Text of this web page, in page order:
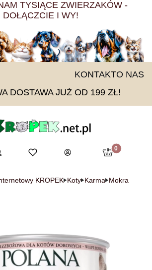
TYSIĄCE ZWIERZAKÓW -
DOŁĄCZCIE I WY!
KONTAKTO NAS
DOSTAWA JUŻ OD 199 ZŁ!
wyszukiwarkę
Ulubione
Zaloguj się
Produkty w
Koszyk
KROPEK Koty Karma Mokra